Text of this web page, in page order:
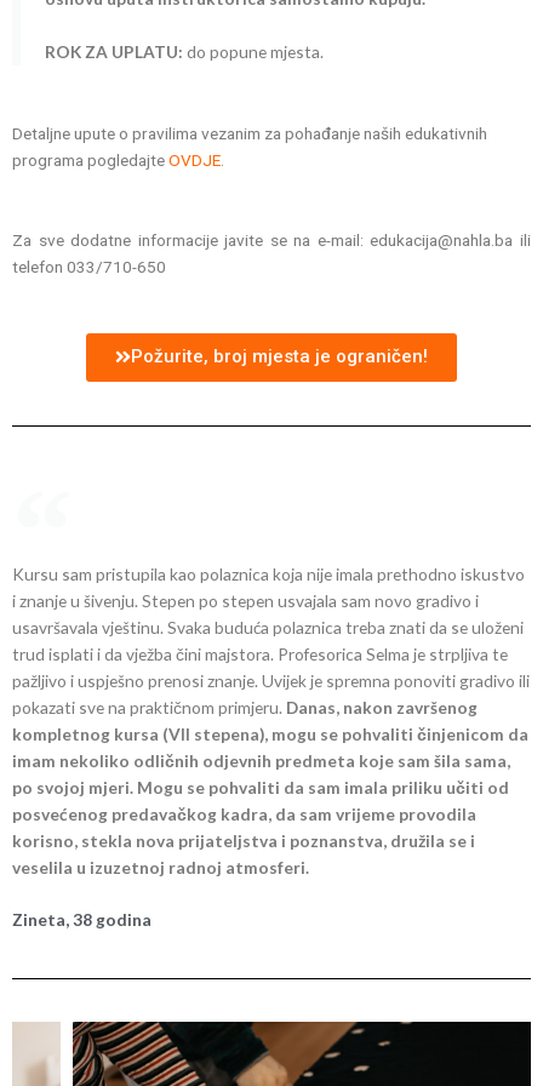
ROK ZA UPLATU: do popune mjesta.
Detaljne upute o pravilima vezanim za pohađanje naših edukativnih
programa pogledajteOVDJE
Za sve dodatne informacije javite se na e-mail: edukacija@nahla.ba ili
telefon 033/710-650
Požurite, broj mjesta je ograničen!
Kursu sam pristupila kao polaznica koja nije imala prethodno iskustvo
i znanje u šivenju. Stepen po stepen usvajala sam novo gradivo i
usavršavala vještinu. Svaka buduća polaznica treba znati da se uloženi
trud isplati i da vježba čini majstora. Profesorica Selma je strpljiva te
pažljivo i uspješno prenosi znanje. Uvijek je spremna ponoviti gradivo ili
pokazati sve na praktičnom primjeru. Danas, nakon završenog
kompletnog kursa (VII stepena), mogu se pohvaliti činjenicom da
imam nekoliko odličnih odjevnih predmeta koje sam šila sama,
po svojoj mjeri. Mogu se pohvaliti da sam imala priliku učiti od
posvećenog predavačkog kadra, da sam vrijeme provodila
korisno, stekla nova prijateljstva i poznanstva, družila se i
veselila u izuzetnoj radnoj atmosferi.
Zineta, 38 godina